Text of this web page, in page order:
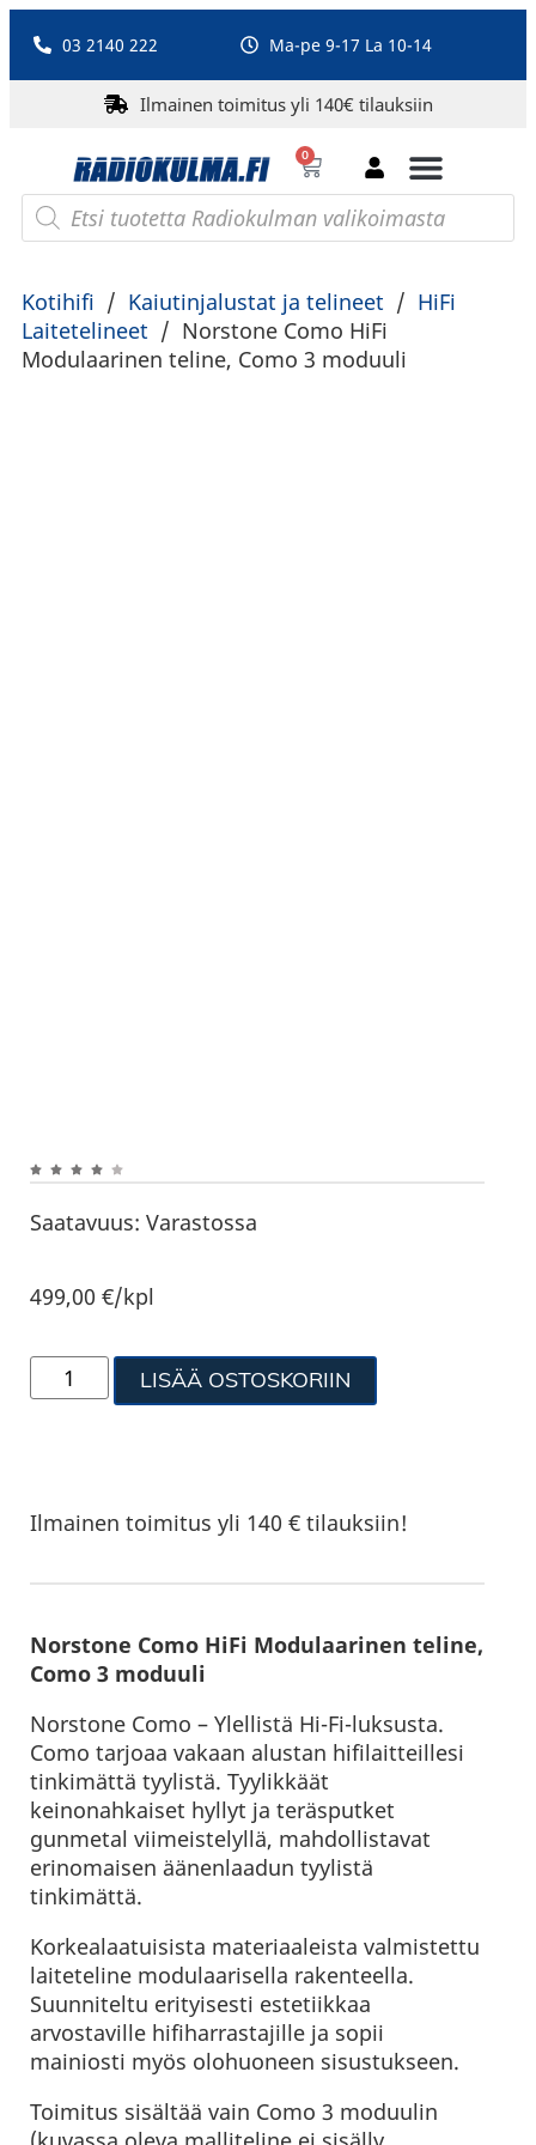
03 2140 222 Ma-pe 9-17 La 10-14
Ilmainen toimitus yli 140€ tilauksiin
0
Kotihifi / Kaiutinjalustat ja telineet / HiFi
Laitetelineet / Norstone Como HiFi
Modulaarinen teline, Como 3 moduuli
Saatavuus: Varastossa
499,00€/kpl
LISÄÄ OSTOSKORIIN
Ilmainen toimitus yli 140 € tilauksiin!
Norstone Como HiFi Modulaarinen teline,
Como 3 moduuli
Norstone Como – Ylellistä Hi-Fi-luksusta.
Como tarjoaa vakaan alustan hifilaitteillesi
tinkimättä tyylistä. Tyylikkäät
keinonahkaiset hyllyt ja teräsputket
gunmetal viimeistelyllä, mahdollistavat
erinomaisen äänenlaadun tyylistä
tinkimättä.
Korkealaatuisista materiaaleista valmistettu
laiteteline modulaarisella rakenteella.
Suunniteltu erityisesti estetiikkaa
arvostaville hifiharrastajille ja sopii
mainiosti myös olohuoneen sisustukseen.
Toimitus sisältää vain Como 3 moduulin